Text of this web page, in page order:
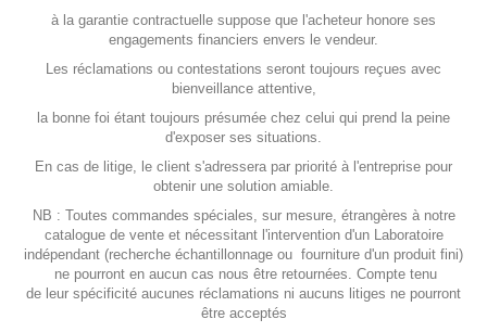
à la garantie contractuelle suppose que l'acheteur honore ses
engagements financiers envers le vendeur.
Les réclamations ou contestations seront toujours reçues avec
bienveillance attentive,
la bonne foi étant toujours présumée chez celui qui prend la peine
d'exposer ses situations.
En cas de litige, le client s'adressera par priorité à l'entreprise pour
obtenir une solution amiable.
NB : Toutes commandes spéciales, sur mesure, étrangères à notre
catalogue de vente et nécessitant l'intervention d'un Laboratoire
indépendant (recherche échantillonnage ou fourniture d'un produit fini)
ne pourront en aucun cas nous être retournées. Compte tenu
de leur spécificité aucunes réclamations ni aucuns litiges ne pourront
être acceptés